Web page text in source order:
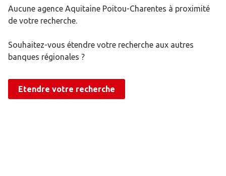
Aucune agence Aquitaine Poitou-Charentes à proximité
de votre recherche.
Souhaitez-vous étendre votre recherche aux autres
banques régionales ?
Etendre votre recherche